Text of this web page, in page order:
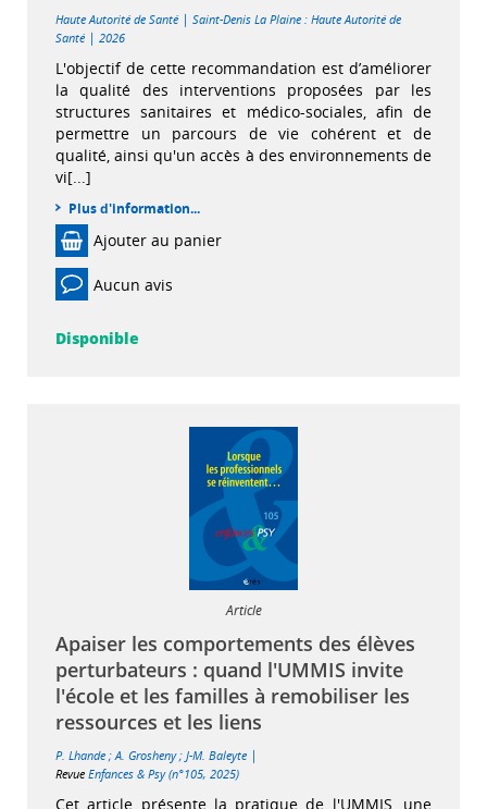
Haute Autorité de Santé | Saint-Denis La Plaine : Haute Autorité de
Santé | 2026
L'objectif de cette recommandation est d’améliorer
la qualité des interventions proposées par les
structures sanitaires et médico-sociales, afin de
permettre un parcours de vie cohérent et de
qualité, ainsi qu'un accès à des environnements de
vi[...]
Plus d'information...
Ajouter au panier
Aucun avis
Disponible
Article
Apaiser les comportements des élèves
perturbateurs : quand l'UMMIS invite
l'école et les familles à remobiliser les
ressources et les liens
P. Lhande ;A. Grosheny; J-M. Baleyte |
Revue Enfances & Psy (n°105, 2025)
Cet article présente la pratique de l'UMMIS, une